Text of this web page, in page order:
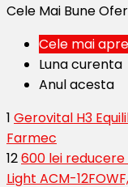
Cele Mai Bune
Cele mai
Luna curenta
Anul acesta
1 Gerovital H3
Farmec
12600 lei
Light ACM-